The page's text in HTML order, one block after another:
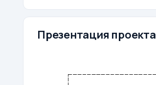
Презентация проекта